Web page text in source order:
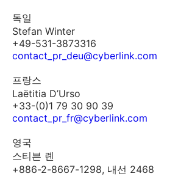
독일
Stefan Winter
+49-531-3873316
contact_pr_deu@cyberlink.com
프랑스
Laëtitia D’Urso
+33-(0)1 79 30 90 39
contact_pr_fr@cyberlink.com
영국
스티븐 롄
+886-2-8667-1298, 내선 2468